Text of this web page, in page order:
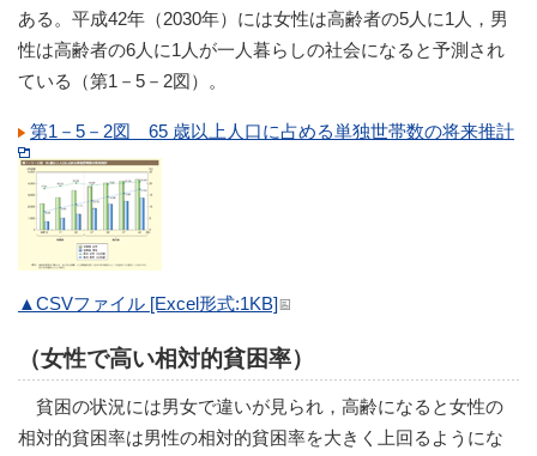
ある。平成42年（2030年）には女性は高齢者の5人に1人，男
性は高齢者の6人に1人が一人暮らしの社会になると予測され
ている（第1－5－2図）。
第1－5－2図 65 歳以上人口に占める単独世帯数の将来推計
▲CSVファイル [Excel形式:1KB]
（女性で高い相対的貧困率）
貧困の状況には男女で違いが見られ，高齢になると女性の
相対的貧困率は男性の相対的貧困率を大きく上回るようにな